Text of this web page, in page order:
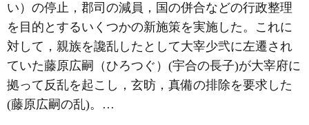
い）の停止，郡司の減員，国の併合などの行政整理
を目的とするいくつかの新施策を実施した。これに
対して，親族を讒乱したとして大宰少弐に左遷され
ていた藤原広嗣（ひろつぐ）(宇合の長子)が大宰府に
拠って反乱を起こし，玄昉，真備の排除を要求した
(藤原広嗣の乱)。…